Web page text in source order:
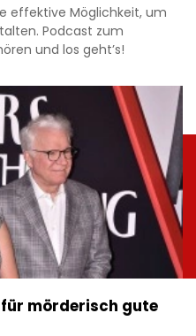
effektive Möglichkeit, um
Podcast zum
und los geht’s!
mörderisch gute